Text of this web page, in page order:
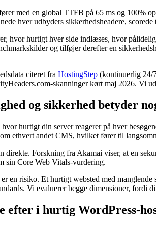
med en global TTFB på 65 ms og 100%
hver udbyders sikkerhedsheadere,
hvor hurtigt hver side indlæses, hvor
og tilføjer derefter en
citeret fra HostingStep (kontinuerlig 24/
skanninger kørt maj 2026. Vi
og sikkerhed betyder
hvor hurtigt din server reagerer på hver
ethvert andet CMS, hvilket fører til
direkte. Forskning fra Akamai viser, at en
sin Core Web Vitals-vurdering.
en risiko. Et hurtigt websted med
Vi evaluerer begge dimensioner, fordi
efter i hurtig WordPress-